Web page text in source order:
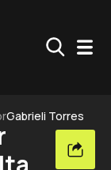
Gabrieli Torres